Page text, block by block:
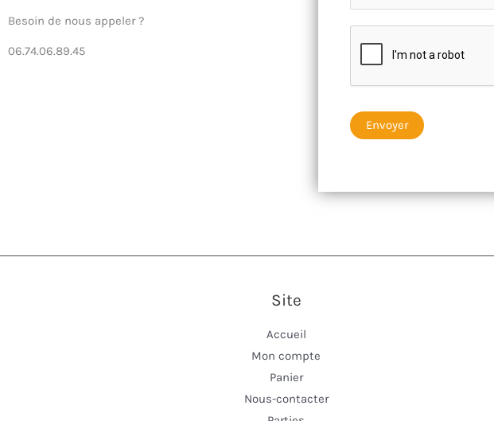
Besoin de nous appeler ?
06.74.06.89.45
Envoyer
Site
Accueil
Mon compte
Panier
Nous-contacter